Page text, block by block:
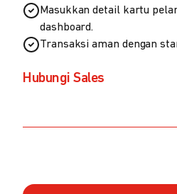
Masukkan detail kartu
dashboard.
Transaksi aman dengan
Hubungi Sales